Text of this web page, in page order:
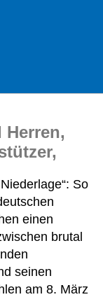
Herren,
So
einen
brutal
seinen
am 8. März